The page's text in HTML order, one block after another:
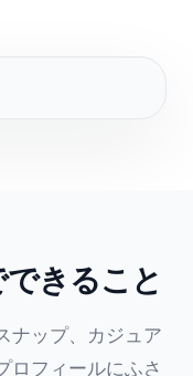
きること
ナップ、カジュア
ロフィールにふさ